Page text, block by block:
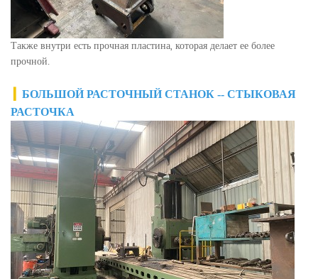
Также внутри есть прочная пластина, которая делает ее более
прочной.
БОЛЬШОЙ РАСТОЧНЫЙ СТАНОК -- СТЫКОВАЯ
РАСТОЧКА